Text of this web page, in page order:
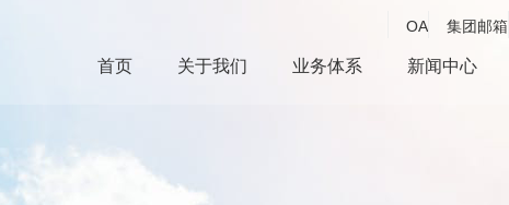
OA 集团邮箱
首页 关于我们 业务体系 新闻中心